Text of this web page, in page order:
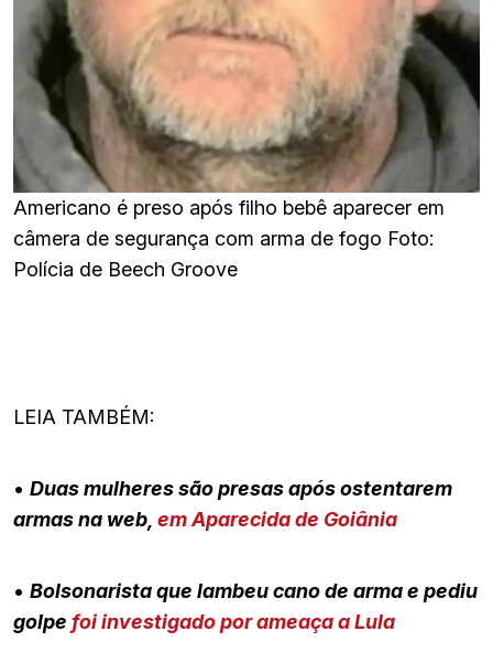
Americano é preso após filho bebê aparecer em
câmera de segurança com arma de fogo Foto:
Polícia de Beech Groove
LEIA TAMBÉM:
• Duas mulheres são presas após ostentarem
armas na web, em Aparecida de Goiânia
• Bolsonarista que lambeu cano de arma e pediu
golpe foi investigado por ameaça a Lula